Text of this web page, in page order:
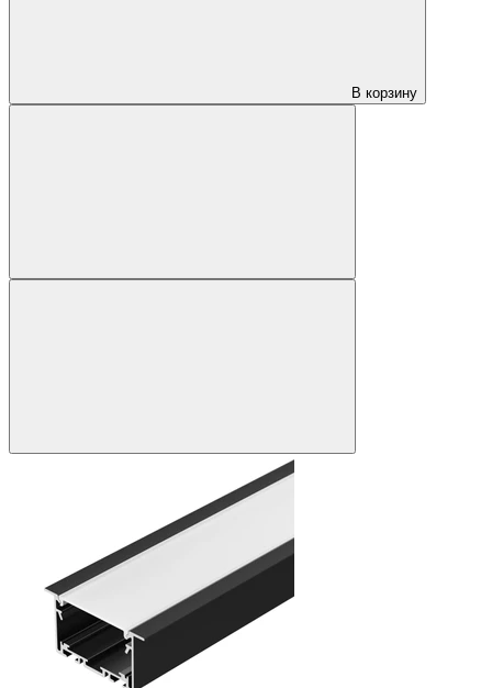
В корзину